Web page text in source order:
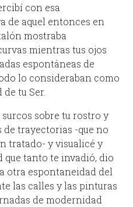
con esa
de aquel entonces en
mostraba
mientras tus ojos
espontáneas de
lo consideraban como
tu Ser.
sobre tu rostro y
de trayectorias -que no
tratado- y visualicé y
que tanto te invadió, dio
otra espontaneidad del
las calles y las pinturas
de modernidad